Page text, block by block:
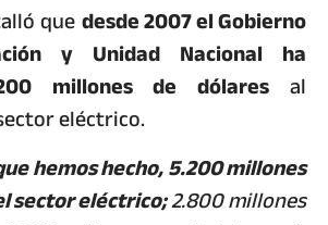
quedesde 2007 el Gobierno
y Unidad Nacional ha
millones de dólaresal
eléctrico.
hemos hecho, 5.200 millones
sector eléctrico;2.800 millones